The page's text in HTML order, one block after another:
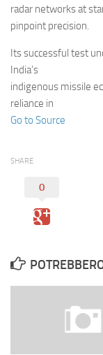
radar networks at
pinpoint precision.
Its successful test
India’s
indigenous missile
reliance in
Go to Source
SHARE
0